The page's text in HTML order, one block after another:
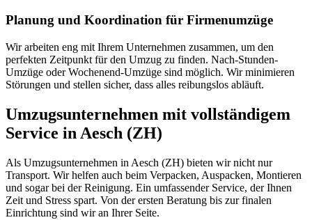
Planung und Koordination für Firmenumzüge
Wir arbeiten eng mit Ihrem Unternehmen zusammen, um den
perfekten Zeitpunkt für den Umzug zu finden. Nach-Stunden-
Umzüge oder Wochenend-Umzüge sind möglich. Wir minimieren
Störungen und stellen sicher, dass alles reibungslos abläuft.
Umzugsunternehmen mit vollständigem
Service in Aesch (ZH)
Als Umzugsunternehmen in Aesch (ZH) bieten wir nicht nur
Transport. Wir helfen auch beim Verpacken, Auspacken, Montieren
und sogar bei der Reinigung. Ein umfassender Service, der Ihnen
Zeit und Stress spart. Von der ersten Beratung bis zur finalen
Einrichtung sind wir an Ihrer Seite.